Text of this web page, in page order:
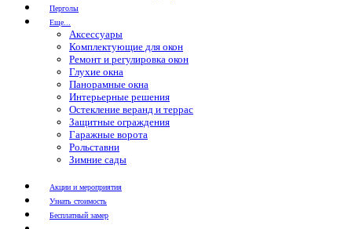
Перголы
Еще...
Аксессуары
Комплектующие для окон
Ремонт и регулировка окон
Глухие окна
Панорамные окна
Интерьерные решения
Остекление веранд и террас
Защитные ограждения
Гаражные ворота
Рольставни
Зимние сады
Акции и мероприятия
Узнать стоимость
Бесплатный замер